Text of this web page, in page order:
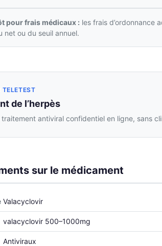
pour frais médicaux : les frais d’ordonnance
net ou du seuil annuel.
TELETEST
de l’herpès
antiviral confidentiel en ligne, sans
sur le médicament
Valacyclovir
valacyclovir 500–1000mg
Antiviraux